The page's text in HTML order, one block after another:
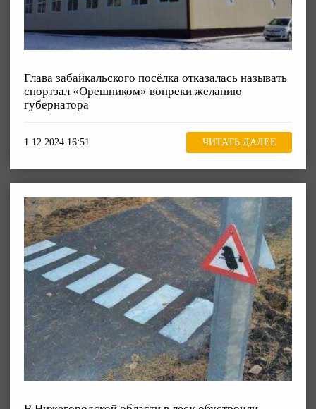
Глава забайкальского посёлка отказалась называть
спортзал «Орешником» вопреки желанию
губернатора
1.12.2024 16:51 ЧИТАТЬ ДАЛЕЕ